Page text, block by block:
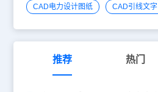
线，这样所得到的圆弧和这条直线永远都是相切
动确定圆弧切向，或者你输入角度值确定圆弧切向。
车。拖动鼠标得到这个宽度的直线。假
CAD电力设计图纸 CAD引线文字
推荐 热门